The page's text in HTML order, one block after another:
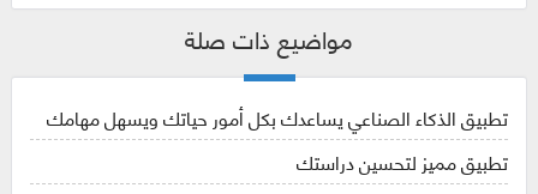
مواضيع ذات صلة
تطبيق الذكاء الصناعي يساعدك بكل أمور حياتك ويسهل مهامك
تطبيق مميز لتحسين دراستك